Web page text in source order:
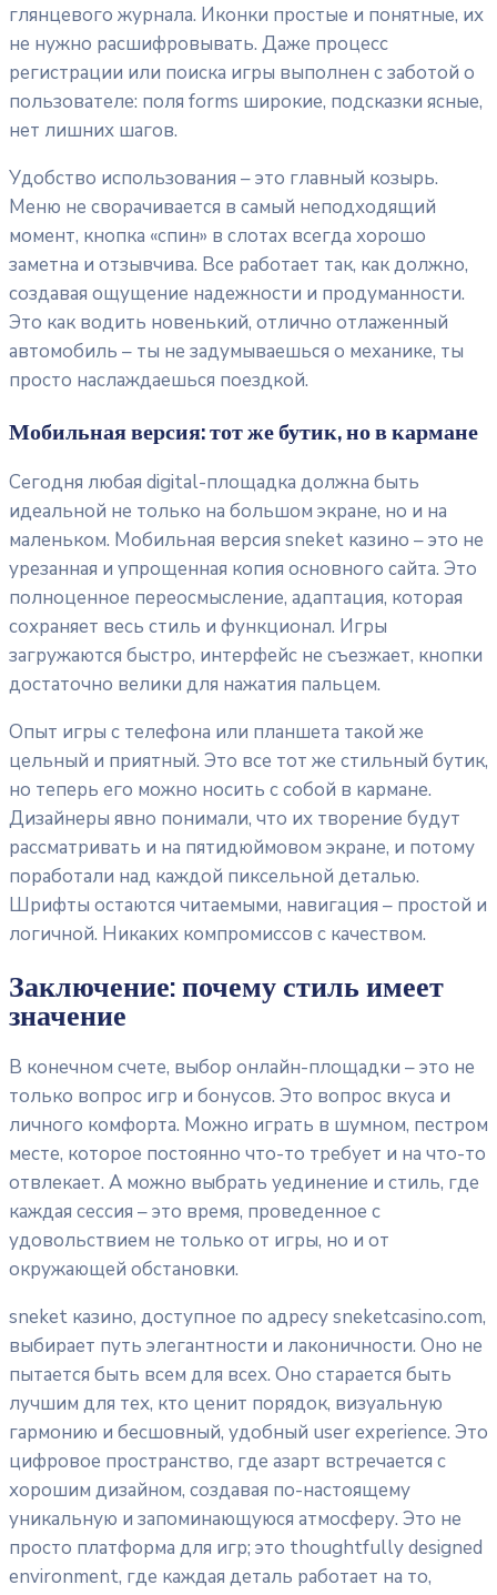
глянцевого журнала. Иконки простые и понятные, их
не нужно расшифровывать. Даже процесс
регистрации или поиска игры выполнен с заботой о
пользователе: поля forms широкие, подсказки ясные,
нет лишних шагов.
Удобство использования – это главный козырь.
Меню не сворачивается в самый неподходящий
момент, кнопка «спин» в слотах всегда хорошо
заметна и отзывчива. Все работает так, как должно,
создавая ощущение надежности и продуманности.
Это как водить новенький, отлично отлаженный
автомобиль – ты не задумываешься о механике, ты
просто наслаждаешься поездкой.
Мобильная версия: тот же бутик, но в кармане
Сегодня любая digital-площадка должна быть
идеальной не только на большом экране, но и на
маленьком. Мобильная версия sneket казино – это не
урезанная и упрощенная копия основного сайта. Это
полноценное переосмысление, адаптация, которая
сохраняет весь стиль и функционал. Игры
загружаются быстро, интерфейс не съезжает, кнопки
достаточно велики для нажатия пальцем.
Опыт игры с телефона или планшета такой же
цельный и приятный. Это все тот же стильный бутик,
но теперь его можно носить с собой в кармане.
Дизайнеры явно понимали, что их творение будут
рассматривать и на пятидюймовом экране, и потому
поработали над каждой пиксельной деталью.
Шрифты остаются читаемыми, навигация – простой и
логичной. Никаких компромиссов с качеством.
Заключение: почему стиль имеет
значение
В конечном счете, выбор онлайн-площадки – это не
только вопрос игр и бонусов. Это вопрос вкуса и
личного комфорта. Можно играть в шумном, пестром
месте, которое постоянно что-то требует и на что-то
отвлекает. А можно выбрать уединение и стиль, где
каждая сессия – это время, проведенное с
удовольствием не только от игры, но и от
окружающей обстановки.
sneket казино, доступное по адресу sneketcasino.com,
выбирает путь элегантности и лаконичности. Оно не
пытается быть всем для всех. Оно старается быть
лучшим для тех, кто ценит порядок, визуальную
гармонию и бесшовный, удобный user experience. Это
цифровое пространство, где азарт встречается с
хорошим дизайном, создавая по-настоящему
уникальную и запоминающуюся атмосферу. Это не
просто платформа для игр; это thoughtfully designed
environment, где каждая деталь работает на то,